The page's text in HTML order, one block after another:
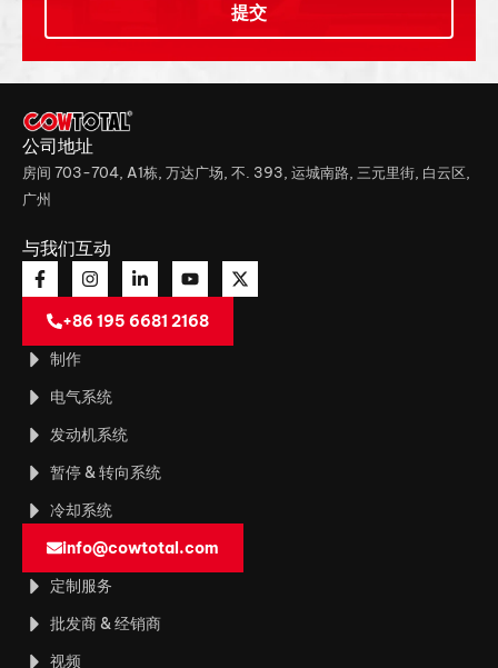
提交
公司地址
房间 703-704, A1栋, 万达广场, 不. 393, 运城南路, 三元里街, 白云区,
广州
与我们互动
+86 195 6681 2168
制作
电气系统
发动机系统
暂停 & 转向系统
冷却系统
info@cowtotal.com
定制服务
批发商 & 经销商
视频